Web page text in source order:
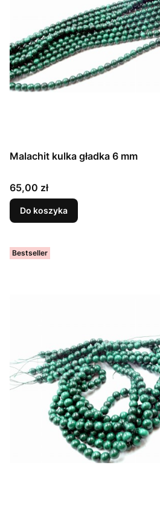
Malachit kulka gładka 6 mm
Cena
65,00 zł
Do koszyka
Bestseller